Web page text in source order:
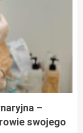
–
swojego